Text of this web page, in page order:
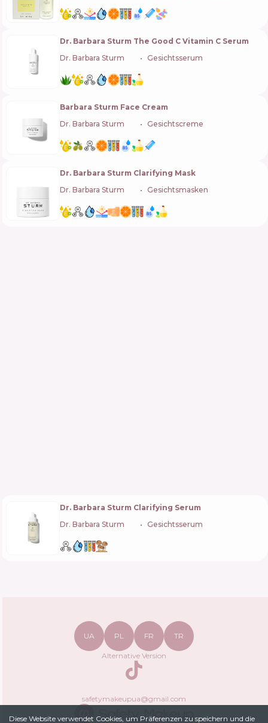
Diese Website verwendet Cookies, um Präferenzen zu speichern und die
Dr. Barbara Sturm The Good C Vitamin C Serum
Dr. Barbara Sturm
Gesichtsserum
Barbara Sturm Face Cream
Dr. Barbara Sturm
Gesichtscreme
Dr. Barbara Sturm Clarifying Mask
Dr. Barbara Sturm
Gesichtsmasken
Dr. Barbara Sturm Clarifying Serum
Dr. Barbara Sturm
Gesichtsserum
UA PL FR TR
Alternative Version
TikTok
safetymakeupua@gmail.com